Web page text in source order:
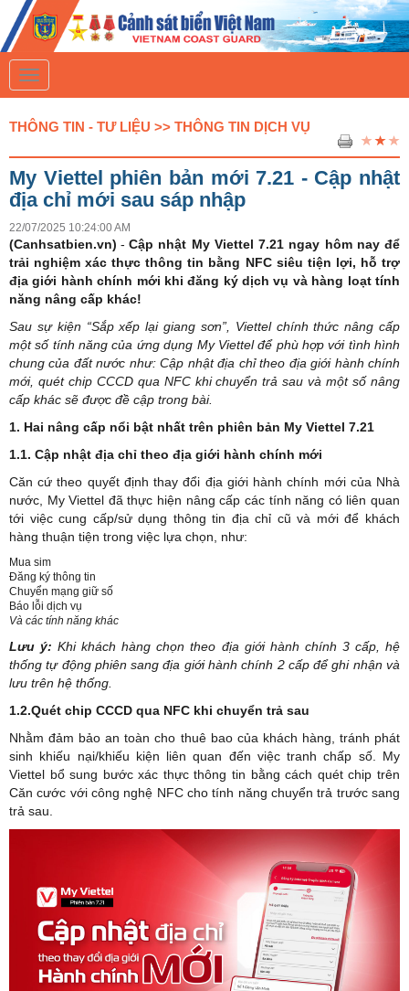
T
o
g
l
a
v
i
g
t
o
n
THÔNG TIN - TƯ LIỆU >> THÔNG TIN DỊCH VỤ
My Viettel phiên bản mới 7.21 - Cập nhật
địa chỉ mới sau sáp nhập
22/07/2025 10:24:00 AM
(Canhsatbien.vn) - Cập nhật My Viettel 7.21 ngay hôm nay để
trải nghiệm xác thực thông tin bằng NFC siêu tiện lợi, hỗ trợ
địa giới hành chính mới khi đăng ký dịch vụ và hàng loạt tính
năng nâng cấp khác!
Sau sự kiện “Sắp xếp lại giang sơn”, Viettel chính thức nâng cấp
một số tính năng của ứng dụng My Viettel để phù hợp với tình hình
chung của đất nước như: Cập nhật địa chỉ theo địa giới hành chính
mới, quét chip CCCD qua NFC khi chuyển trả sau và một số nâng
cấp khác sẽ được đề cập trong bài.
1. Hai nâng cấp nổi bật nhất trên phiên bản My Viettel 7.21
1.1. Cập nhật địa chỉ theo địa giới hành chính mới
Căn cứ theo quyết định thay đổi địa giới hành chính mới của Nhà
nước, My Viettel đã thực hiện nâng cấp các tính năng có liên quan
tới việc cung cấp/sử dụng thông tin địa chỉ cũ và mới để khách
hàng thuận tiện trong việc lựa chọn, như:
Mua sim
Đăng ký thông tin
Chuyển mạng giữ số
Báo lỗi dịch vụ
Và các tính năng khác
Lưu ý:Khi khách hàng chọn theo địa giới hành chính 3 cấp, hệ
thống tự động phiên sang địa giới hành chính 2 cấp để ghi nhận và
lưu trên hệ thống.
1.2.Quét chip CCCD qua NFC khi chuyển trả sau
Nhằm đảm bảo an toàn cho thuê bao của khách hàng, tránh phát
sinh khiếu nại/khiếu kiện liên quan đến việc tranh chấp số. My
Viettel bổ sung bước xác thực thông tin bằng cách quét chip trên
Căn cước với công nghệ NFC cho tính năng chuyển trả trước sang
trả sau.